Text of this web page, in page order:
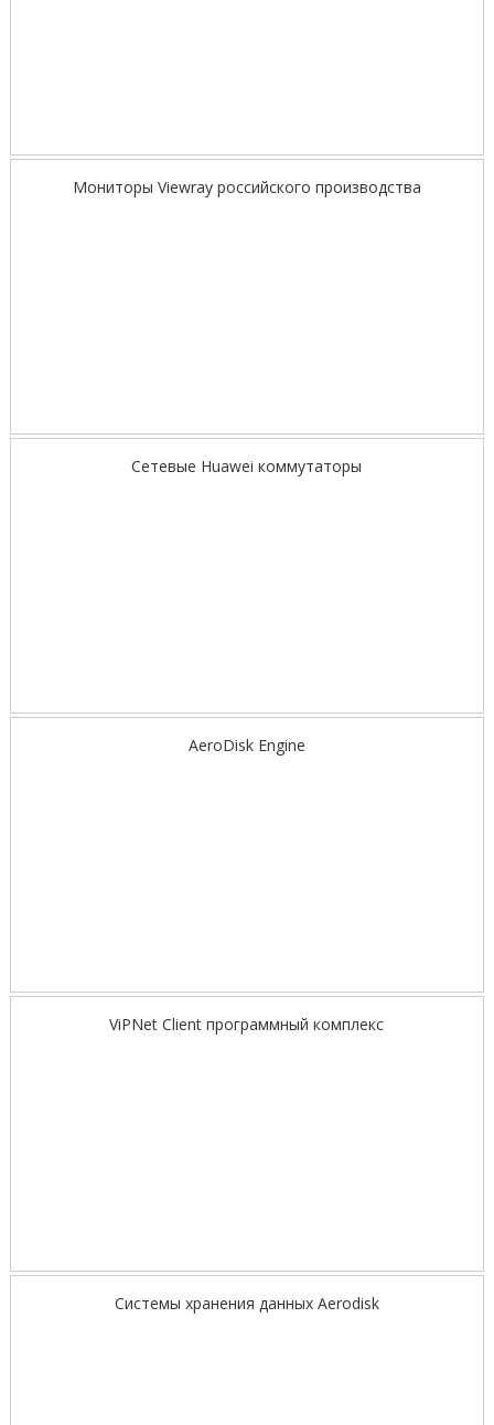
Мониторы Viewray российского производства
Сетевые Huawei коммутаторы
AeroDisk Engine
ViPNet Client программный комплекс
Системы хранения данных Aerodisk